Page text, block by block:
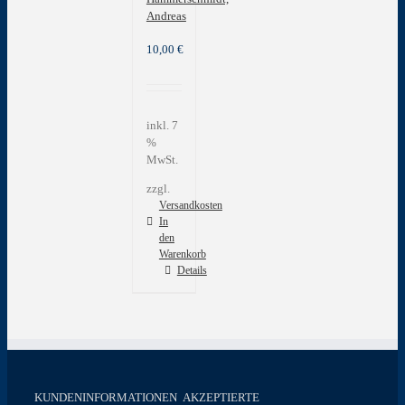
Andreas
10,00 €
inkl. 7
%
MwSt.
zzgl.
Versandkosten
In
den
Warenkorb
Details
KUNDENINFORMATIONEN AKZEPTIERTE